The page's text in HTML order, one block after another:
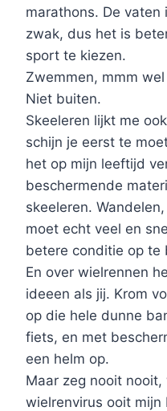
marathons. De vaten
zwak, dus het is
sport te kiezen.
Zwemmen, mmm
Niet buiten.
Skeeleren lijkt me
schijn je eerst te
het op mijn leeftijd
beschermende
skeeleren.
moet echt veel en
betere conditie op te
En over wielrennen
ideeen als jij. Krom
op die hele dunne
fiets, en met
een helm op.
Maar zeg nooit
wielrenvirus ooit